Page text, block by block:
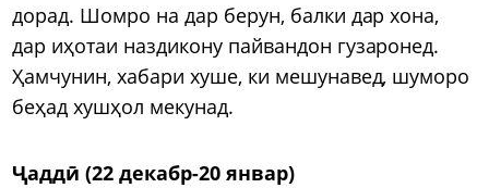
дорад. Шомро на дар берун, балки дар хона,
дар иҳотаи наздикону пайвандон гузаронед.
Ҳамчунин, хабари хуше, ки мешунавед, шуморо
беҳад хушҳол мекунад.
Ҷаддӣ (22 декабр-20 январ)